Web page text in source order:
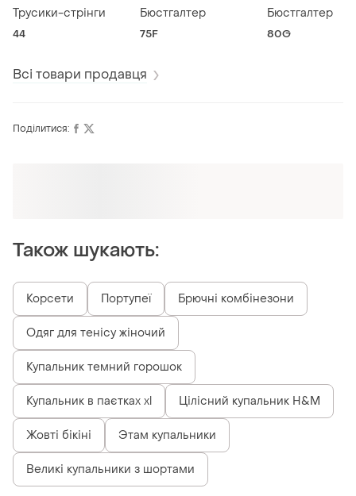
Трусики-стрінги
44
Бюстгалтер
75F
Бюстгалтер
80G
Всі товари продавця
Поділитися:
Також шукають: